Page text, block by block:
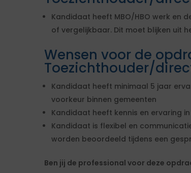
Kandidaat heeft MBO/HBO werk en
of vergelijkbaar. Dit moet blijken uit
Wensen voor de
Toezichthouder/
Kandidaat heeft minimaal 5 jaar
voorkeur binnen gemeenten
Kandidaat heeft kennis en ervaring in
Kandidaat is flexibel en
worden beoordeeld tijdens een
Ben jij de professional voor deze